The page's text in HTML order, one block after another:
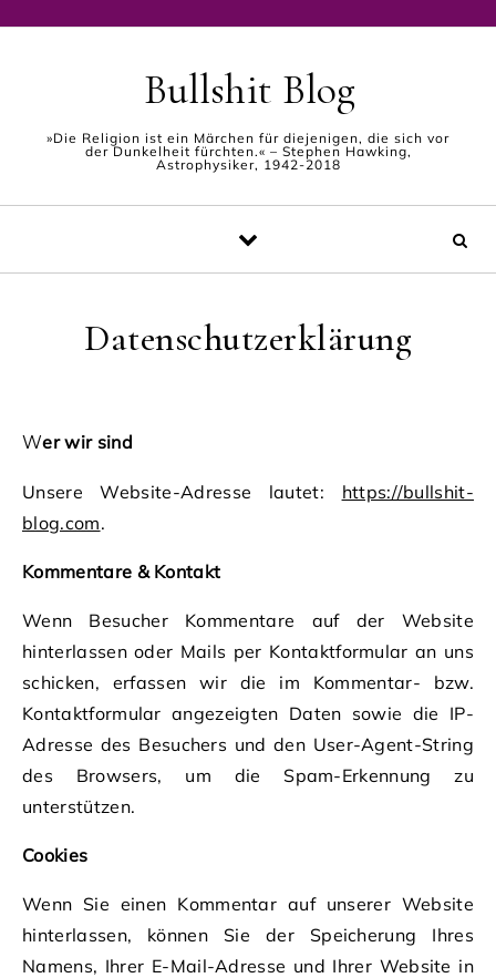
Bullshit Blog
»Die Religion ist ein Märchen für diejenigen, die sich vor
der Dunkelheit fürchten.« – Stephen Hawking,
Astrophysiker, 1942-2018
Datenschutzerklärung
Wer wir sind
Unsere Website-Adresse lautet: https://bullshit-
blog.com.
Kommentare & Kontakt
Wenn Besucher Kommentare auf der Website
hinterlassen oder Mails per Kontaktformular an uns
schicken, erfassen wir die im Kommentar- bzw.
Kontaktformular angezeigten Daten sowie die IP-
Adresse des Besuchers und den User-Agent-String
des Browsers, um die Spam-Erkennung zu
unterstützen.
Cookies
Wenn Sie einen Kommentar auf unserer Website
hinterlassen, können Sie der Speicherung Ihres
Namens, Ihrer E-Mail-Adresse und Ihrer Website in